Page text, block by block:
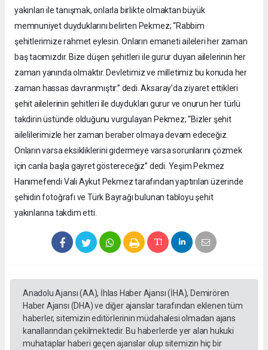
yakınları ile tanışmak, onlarla birlikte olmaktan büyük
memnuniyet duyduklarını belirten Pekmez; “Rabbim
şehitlerimize rahmet eylesin. Onların emaneti aileleri her zaman
baş tacımızdır. Bize düşen şehitleri ile gurur duyan ailelerinin her
zaman yanında olmaktır. Devletimiz ve milletimiz bu konuda her
zaman hassas davranmıştır.” dedi. Aksaray’da ziyaret ettikleri
şehit ailelerinin şehitleri ile duydukları gurur ve onurun her türlü
takdirin üstünde olduğunu vurgulayan Pekmez; “Bizler şehit
ailelilerimizle her zaman beraber olmaya devam edeceğiz.
Onların varsa eksikliklerini gidermeye varsa sorunlarını çözmek
için canla başla gayret göstereceğiz” dedi. Yeşim Pekmez
Hanımefendi Vali Aykut Pekmez tarafından yaptırılan üzerinde
şehidin fotoğrafı ve Türk Bayrağı bulunan tabloyu şehit
yakınlarına takdim etti.
Anadolu Ajansı (AA), İhlas Haber Ajansı (İHA), Demirören
Haber Ajansı (DHA) ve diğer ajanslar tarafından eklenen tüm
haberler, sitemizin editörlerinin müdahalesi olmadan ajans
kanallarından çekilmektedir. Bu haberlerde yer alan hukuki
muhataplar haberi geçen ajanslar olup sitemizin hiç bir